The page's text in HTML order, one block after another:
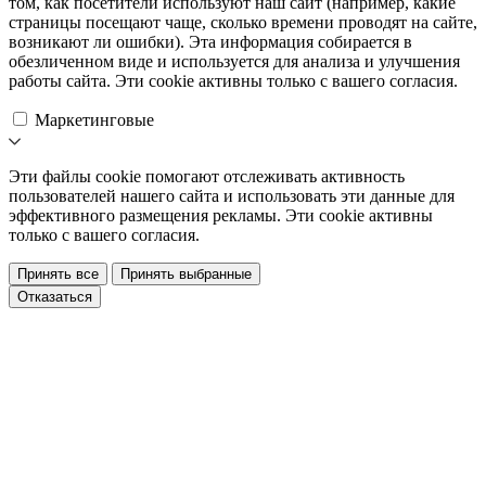
страницы посещают чаще, сколько времени проводят на сайте,
возникают ли ошибки). Эта информация собирается в
обезличенном виде и используется для анализа и улучшения
работы сайта. Эти cookie активны только с вашего согласия.
Маркетинговые
Эти файлы cookie помогают отслеживать активность
пользователей нашего сайта и использовать эти данные для
эффективного размещения рекламы. Эти cookie активны
только с вашего согласия.
Принять все
Принять выбранные
Отказаться